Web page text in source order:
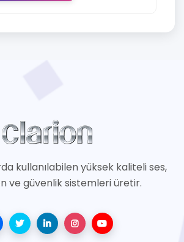
kullanılabilen yüksek kaliteli ses,
ve güvenlik sistemleri üretir.